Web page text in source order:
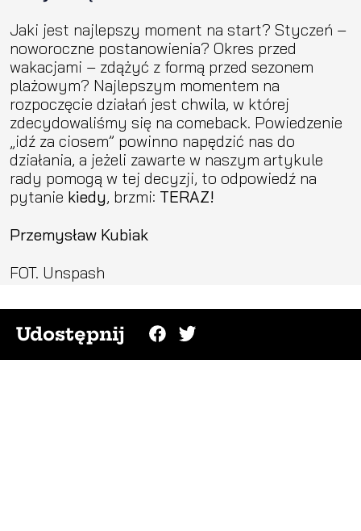
Jaki jest najlepszy moment na start? Styczeń –
noworoczne postanowienia? Okres przed
wakacjami – zdążyć z formą przed sezonem
plażowym? Najlepszym momentem na
rozpoczęcie działań jest chwila, w której
zdecydowaliśmy się na comeback. Powiedzenie
„idź za ciosem” powinno napędzić nas do
działania, a jeżeli zawarte w naszym artykule
rady pomogą w tej decyzji, to odpowiedź na
pytanie kiedy, brzmi: TERAZ!
Przemysław Kubiak
FOT. Unspash
Udostępnij